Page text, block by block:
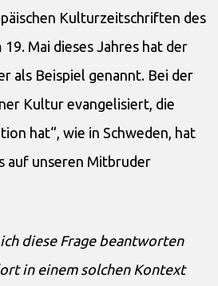
Kulturzeitschriften des
Mai dieses Jahres hat der
als Beispiel genannt. Bei der
Kultur evangelisiert, die
hat“, wie in Schweden, hat
auf unseren Mitbruder
ich diese Frage beantworten
in einem solchen Kontext